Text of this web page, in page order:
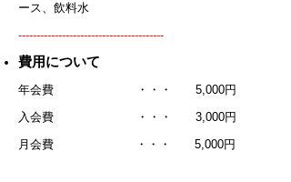
ース、飲料水
​----------------------------------------
費用について
年会費 ・・・ 5,000円
入会費 ・・・ 3,000円
月会費 ・・・ 5,000円